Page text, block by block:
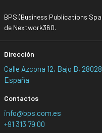
BPS (Business Publications
de Nextwork360.
Dirección
Calle Azcona 12, Bajo B,
España
Contactos
info@bps.com.es
+91 313 79 00